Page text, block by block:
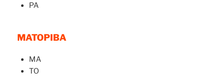
PA
MATOPIBA
MA
TO